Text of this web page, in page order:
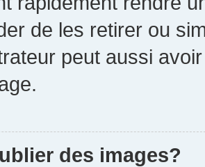
de les retirer ou
peut aussi
des images?